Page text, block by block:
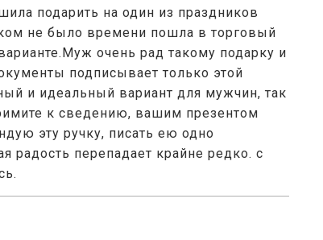
подарить на один из праздников
не было времени пошла в торговый
очень рад такому подарку и
подписывает только этой
и идеальный вариант для мужчин, так
к сведению, вашим презентом
эту ручку, писать ею одно
радость перепадает крайне редко. с